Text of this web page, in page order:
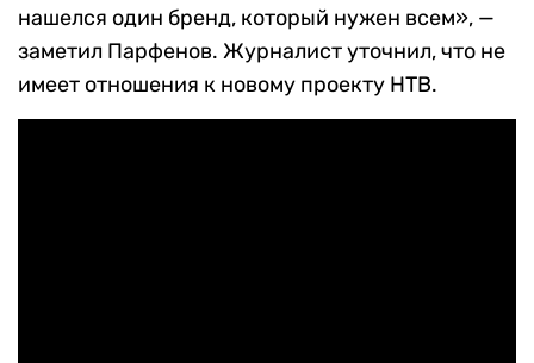
нашелся один бренд, который нужен всем», —
заметил Парфенов. Журналист уточнил, что не
имеет отношения к новому проекту НТВ.